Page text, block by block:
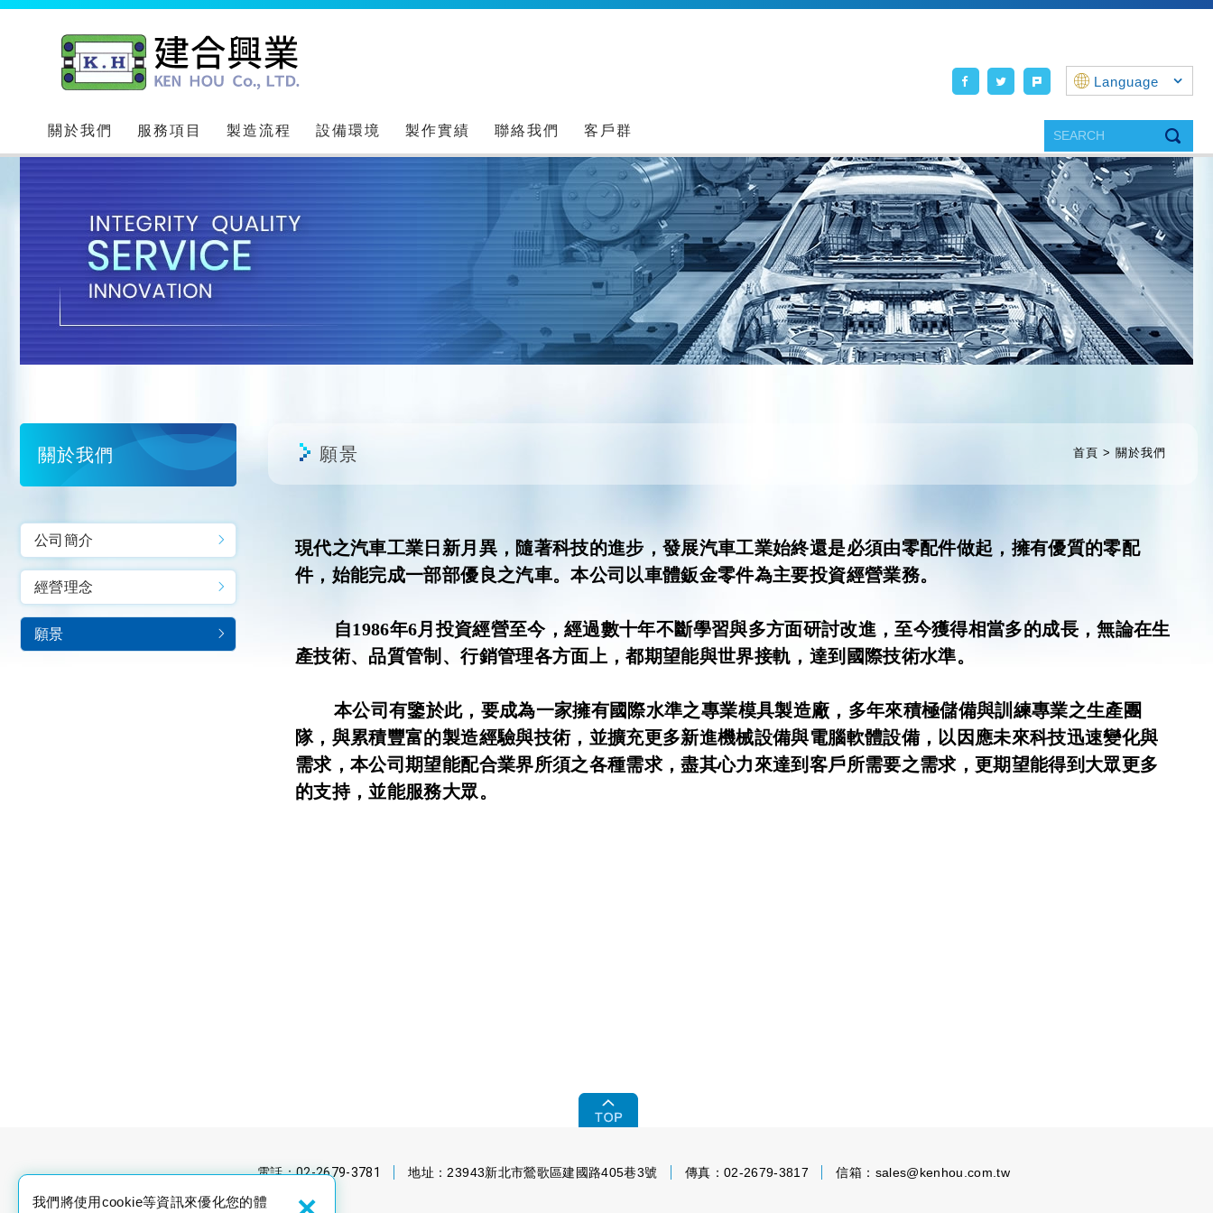
我們將使用cookie等資訊來優化您的體
Language
關於我們 服務項目 製造流程 設備環境 製作實績 聯絡我們 客戶群
關於我們
公司簡介
經營理念
願景
首頁 關於我們
願景
現代之汽車工業日新月異，隨著科技的進步，發展汽車工業始終還是必須由零配件做起，擁有優質的零配
件，始能完成一部部優良之汽車。本公司以車體鈑金零件為主要投資經營業務。
自1986年6月投資經營至今，經過數十年不斷學習與多方面研討改進，至今獲得相當多的成長，無論在生
產技術、品質管制、行銷管理各方面上，都期望能與世界接軌，達到國際技術水準。
本公司有鑒於此，要成為一家擁有國際水準之專業模具製造廠，多年來積極儲備與訓練專業之生產團
隊，與累積豐富的製造經驗與技術，並擴充更多新進機械設備與電腦軟體設備，以因應未來科技迅速變化與
需求，本公司期望能配合業界所須之各種需求，盡其心力來達到客戶所需要之需求，更期望能得到大眾更多
的支持，並能服務大眾。
電話：02-2679-3781 地址：23943新北市鶯歌區建國路405巷3號 傳真：02-2679-3817 信箱： sales@kenhou.com.tw